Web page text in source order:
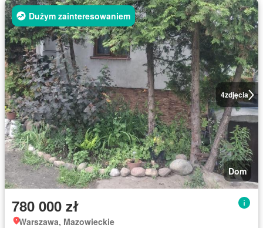
4zdjęcia
Dużym zainteresowaniem
Dom
780 000 zł
Warszawa, Mazowieckie